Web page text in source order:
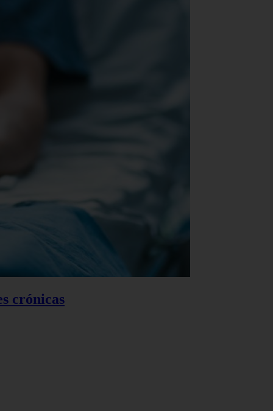
crónicas